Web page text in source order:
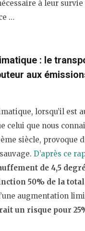
à leur survie
…
: le
aux
lorsqu’il est
celui que nous
siècle, provoque
D’après ce
de 4,5
50% de la
augmentation
un risque pour